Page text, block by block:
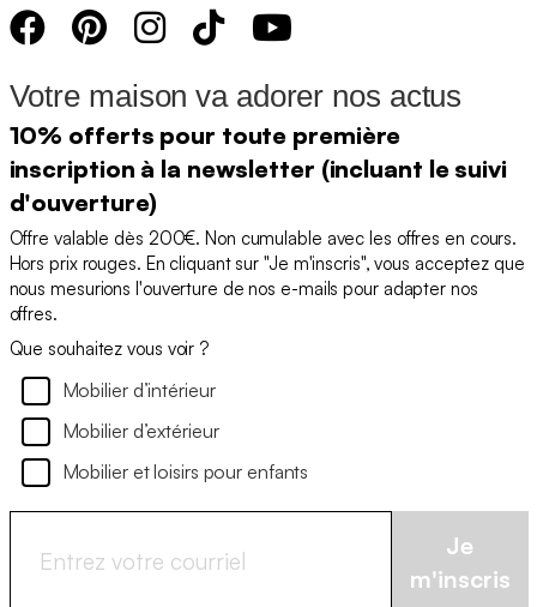
Votre maison va adorer nos actus
10% offerts pour toute première
inscription à la newsletter (incluant le suivi
d'ouverture)
Offre valable dès 200€. Non cumulable avec les offres en cours.
Hors prix rouges. En cliquant sur "Je m'inscris", vous acceptez que
nous mesurions l'ouverture de nos e-mails pour adapter nos
offres.
Que souhaitez vous voir ?
Mobilier d’intérieur
Mobilier d’extérieur
Mobilier et loisirs pour enfants
Je
m'inscris